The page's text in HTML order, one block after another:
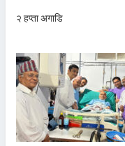
२ हप्ता अगाडि